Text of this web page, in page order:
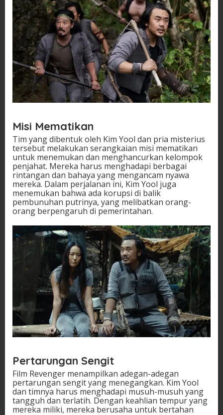
Misi Mematikan
Tim yang dibentuk oleh Kim Yool dan pria misterius
tersebut melakukan serangkaian misi mematikan
untuk menemukan dan menghancurkan kelompok
penjahat. Mereka harus menghadapi berbagai
rintangan dan bahaya yang mengancam nyawa
mereka. Dalam perjalanan ini, Kim Yool juga
menemukan bahwa ada korupsi di balik
pembunuhan putrinya, yang melibatkan orang-
orang berpengaruh di pemerintahan.
Pertarungan Sengit
Film Revenger menampilkan adegan-adegan
pertarungan sengit yang menegangkan. Kim Yool
dan timnya harus menghadapi musuh-musuh yang
tangguh dan terlatih. Dengan keahlian tempur yang
mereka miliki, mereka berusaha untuk bertahan